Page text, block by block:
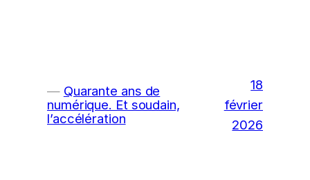
Quarante ans de
numérique. Et soudain,
l’accélération
18
février
2026